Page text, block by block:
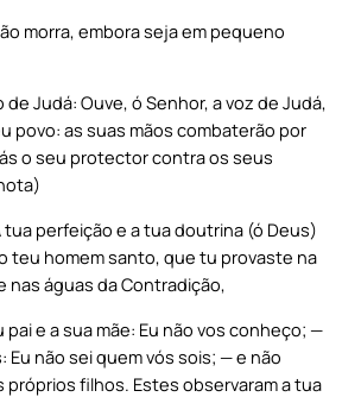
morra, embora seja em pequeno
de Judá: Ouve, ó Senhor, a voz de Judá,
povo: as suas mãos combaterão por
o seu protector contra os seus
tua perfeição e a tua doutrina (ó Deus)
teu homem santo, que tu provaste na
águas da Contradição,
e a sua mãe: Eu não vos conheço; —
Eu não sei quem vós sois; — e não
filhos. Estes observaram a tua